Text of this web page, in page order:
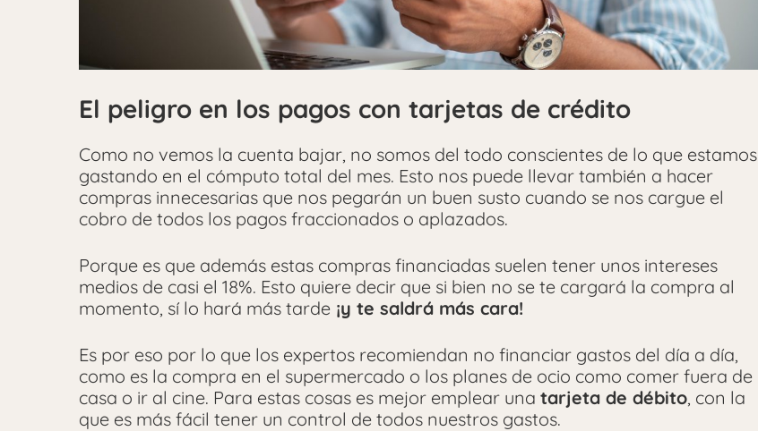
El peligro en los pagos con tarjetas de crédito
Como no vemos la cuenta bajar, no somos del todo conscientes de lo que estamos
gastando en el cómputo total del mes. Esto nos puede llevar también a hacer
compras innecesarias que nos pegarán un buen susto cuando se nos cargue el
cobro de todos los pagos fraccionados o aplazados.
Porque es que además estas compras financiadas suelen tener unos intereses
medios de casi el 18%. Esto quiere decir que si bien no se te cargará la compra al
momento, sí lo hará más tarde ¡y te saldrá más cara!
Es por eso por lo que los expertos recomiendan no financiar gastos del día a día,
como es la compra en el supermercado o los planes de ocio como comer fuera de
casa o ir al cine. Para estas cosas es mejor emplear una tarjeta de débito, con la
que es más fácil tener un control de todos nuestros gastos.